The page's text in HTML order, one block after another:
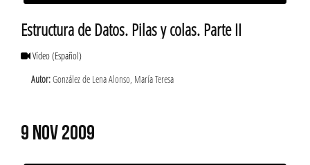
Estructura de Datos. Pilas y colas. Parte II
Vídeo(Español)
Autor:González de Lena Alonso, María Teresa
9 NOV 2009